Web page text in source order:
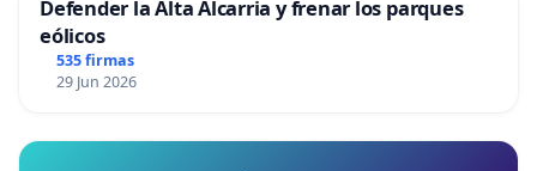
Defender la Alta Alcarria y frenar los parques
eólicos
535 firmas
29 Jun 2026